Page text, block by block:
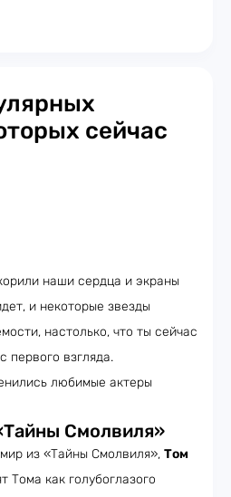
сейчас
наши сердца и экраны
и некоторые звезды
настолько, что ты сейчас
первого взгляда.
любимые актеры
Смолвиля»
из «Тайны Смолвиля», Том
Тома как голубоглазого